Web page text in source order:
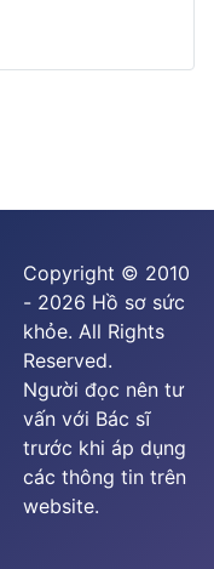
Copyright © 2010
- 2026 Hồ sơ sức
khỏe. All Rights
Reserved.
Người đọc nên tư
vấn với Bác sĩ
trước khi áp dụng
các thông tin trên
website.